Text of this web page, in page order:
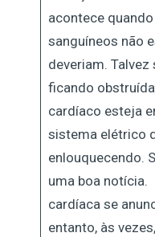
acontece
sanguíneos não
deveriam.
ficando
cardíaco esteja
sistema elétrico
enlouquecendo.
uma boa notícia.
cardíaca se
entanto, às